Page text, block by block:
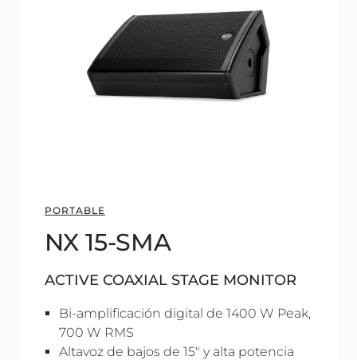
PORTABLE
NX 15-SMA
ACTIVE COAXIAL STAGE MONITOR
Bi-amplificación digital de 1400 W Peak,
700 W RMS
Altavoz de bajos de 15" y alta potencia